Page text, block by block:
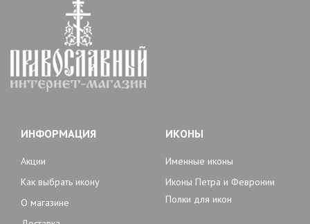
ИНФОРМАЦИЯ
Акции
Как выбрать икону
О магазине
ИКОНЫ
Именные иконы
Иконы Петра и Февронии
Полки для икон